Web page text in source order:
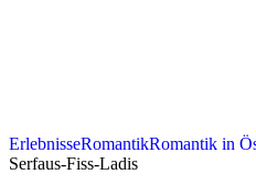
ErlebnisseRomantikRomantik in
Serfaus-Fiss-Ladis